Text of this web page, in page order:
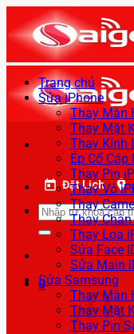
qua
nội
dung
Đặt Lịch
Tìm
kiếm:
0
Trang chủ
Sửa iPhone
Thay Màn
Thay Mặt
Thay Kính
Ép Cổ
Thay Pin
Thay Vỏ
Thay
Thay
Thay Loa
Sửa Face
Sửa Main
Sửa Samsung
Thay Màn
Thay Mặt
Thay Pin